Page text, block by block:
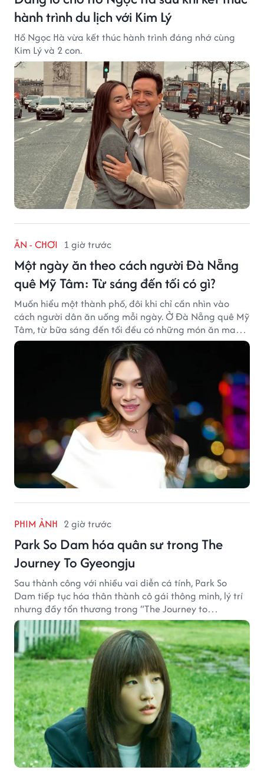
hành trình du lịch với Kim Lý
Hồ Ngọc Hà vừa kết thúc hành trình đáng nhớ cùng
Kim Lý và 2 con.
ĂN - CHƠI 1 giờ trước
Một ngày ăn theo cách người Đà Nẵng
quê Mỹ Tâm: Từ sáng đến tối có gì?
Muốn hiểu một thành phố, đôi khi chỉ cần nhìn vào
cách người dân ăn uống mỗi ngày. Ở Đà Nẵng quê Mỹ
Tâm, từ bữa sáng đến tối đều có những món ăn mang
đậm dấu ấn miền Trung.
PHIM ẢNH 2 giờ trước
Park So Dam hóa quân sư trong The
Journey To Gyeongju
Sau thành công với nhiều vai diễn cá tính, Park So
Dam tiếp tục hóa thân thành cô gái thông minh, lý trí
nhưng đầy tổn thương trong “The Journey to
Gyeongju”.